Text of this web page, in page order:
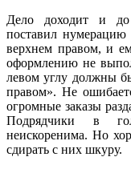
Дело доходит и
поставил
верхнем правом, и
оформлению не
левом углу должны
правом».Не
огромные заказы
Подрядчики в
неискоренима. Но
сдирать с них шкуру.